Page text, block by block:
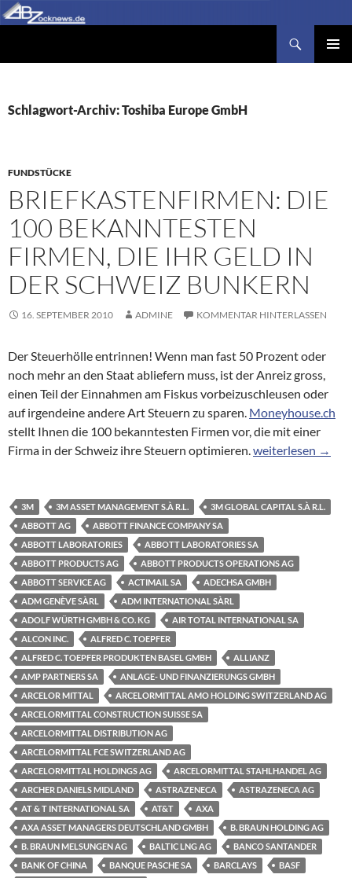
Zum
Inhalt
Schlagwort-Archiv: Toshiba Europe GmbH
FUNDSTÜCKE
BRIEFKASTENFIRMEN: DIE
100 BEKANNTESTEN
FIRMEN, DIE IHR GELD IN
DER SCHWEIZ BUNKERN
16. SEPTEMBER 2010 ADMINE KOMMENTAR HINTERLASSEN
Der Steuerhölle entrinnen! Wenn man fast 50 Prozent oder
noch mehr an den Staat abliefern muss, ist der Anreiz gross,
einen Teil der Einnahmen am Fiskus vorbeizuschleusen oder
auf irgendeine andere Art Steuern zu sparen. Moneyhouse.ch
stellt Ihnen die 100 bekanntesten Firmen vor, die mit einer
Firma in der Schweiz ihre Steuern optimieren.weiterlesen →
3M 3M ASSET MANAGEMENT S.À R.L.
3M GLOBAL CAPITAL S.À R.L.
ABBOTT AG
ABBOTT FINANCE COMPANY SA
ABBOTT LABORATORIES
ABBOTT LABORATORIES SA
ABBOTT PRODUCTS AG
ABBOTT PRODUCTS OPERATIONS AG
ABBOTT SERVICE AG
ACTIMAIL SA
ADECHSA GMBH
ADM GENÈVE SÀRL
ADM INTERNATIONAL SÀRL
ADOLF WÜRTH GMBH & CO. KG
AIR TOTAL INTERNATIONAL SA
ALCON INC.
ALFRED C. TOEPFER
ALFRED C. TOEPFER PRODUKTEN BASEL GMBH
ALLIANZ
AMP PARTNERS SA
ANLAGE- UND FINANZIERUNGS GMBH
ARCELOR MITTAL
ARCELORMITTAL AMO HOLDING SWITZERLAND AG
ARCELORMITTAL CONSTRUCTION SUISSE SA
ARCELORMITTAL DISTRIBUTION AG
ARCELORMITTAL FCE SWITZERLAND AG
ARCELORMITTAL HOLDINGS AG
ARCELORMITTAL STAHLHANDEL AG
ARCHER DANIELS MIDLAND
ASTRAZENECA
ASTRAZENECA AG
AT & T INTERNATIONAL SA
AT&T
AXA
AXA ASSET MANAGERS DEUTSCHLAND GMBH
B. BRAUN HOLDING AG
B. BRAUN MELSUNGEN AG
BALTIC LNG AG
BANCO SANTANDER
BANK OF CHINA
BANQUE PASCHE SA BARCLAYS
BASF